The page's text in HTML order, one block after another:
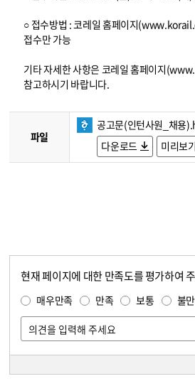
○ 접수방법 : 코레일 홈페이지
접수만 가능
기타 자세한 사항은 코레일 홈페이지
참고하시기 바랍니다.
파일
공고문(인턴사원_채용
다운로드
미리보기
현재 페이지에 대한 만족도를 평가하여
매우만족 만족 보통 불